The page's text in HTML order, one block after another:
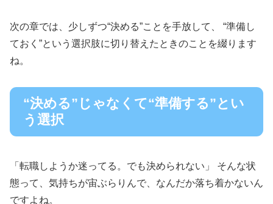
次の章では、少しずつ“決める”ことを手放して、 “準備し
ておく”という選択肢に切り替えたときのことを綴ります
ね。
“決める”じゃなくて“準備する”とい
う選択
「転職しようか迷ってる。でも決められない」 そんな状
態って、気持ちが宙ぶらりんで、なんだか落ち着かないん
ですよね。